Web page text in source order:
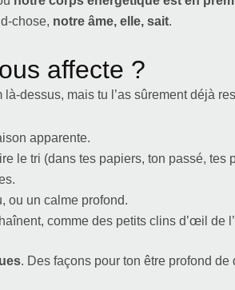
chose, notre âme, elle, sait.
affecte ?
dessus, mais tu l’as sûrement déjà
apparente.
le tri (dans tes papiers, ton passé, tes
ou un calme profond.
comme des petits clins d’œil de
. Des façons pour ton être profond de